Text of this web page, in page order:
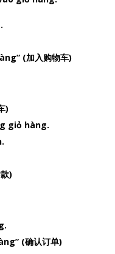
(加入购物车)
)
giỏ hàng.
)
(确认订单)